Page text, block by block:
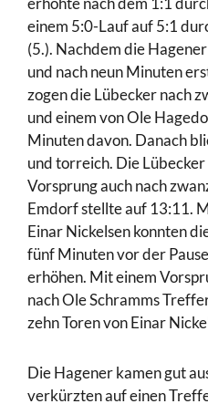
einem 5:0-Lauf auf 5:1
(5.). Nachdem die
und nach neun Minuten
zogen die Lübecker nach
und einem von Ole
Minuten davon. Danach
und torreich. Die
Vorsprung auch nach
Emdorf stellte auf 13:11.
Einar Nickelsen konnten
fünf Minuten vor der
erhöhen. Mit einem
nach Ole Schramms
zehn Toren von Einar
Die Hagener kamen gut
verkürzten auf einen